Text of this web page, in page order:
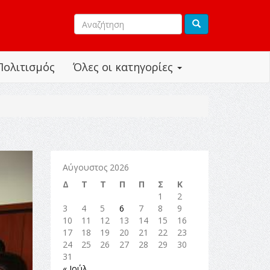
Όλες οι κατηγορίες
Αύγουστος 2026
Δ
Τ Τ Π Π Σ
Κ
1
2
3
4 5 6 7 8
9
10
11 12 13 14 15
16
17
18 19 20 21 22
23
24
25 26 27 28 29
30
31